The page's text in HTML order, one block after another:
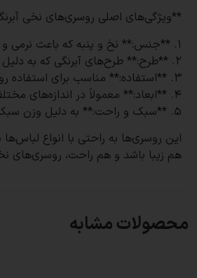
**ویژگی‌های اصلی روسری‌های نخی
1. **جنس:** نخ و پنبه که باعث نرمی و راحتی می‌شود.
2. **طرح:** طرح‌های آبرنگی که به دلیل تنوع رنگ‌ها و الگوها، بسیار جذاب و شیک هستند.
3. **استفاده:** مناسب برای استفاده روزمره، مهمانی‌ها، و حتی محیط‌های اداری و رسمی.
4. **ابعاد:** معمولاً در اندازه‌های مختلفی عرضه می‌شوند که می‌توانند پوشش کاملی را فراهم کنند.
5. **سبک و راحت:** به دلیل وزن سبک و جنس نرم، این روسری‌ها بسیار راحت روی سر قرار می‌گیرند و ایستایی خوبی دارند.
هم زیبا باشد و هم راحت، روسری‌های
محصولات مشابه